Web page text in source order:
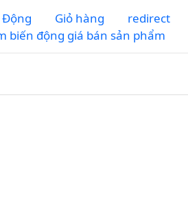
Động Giỏ hàng redirect
biến động giá bán sản phẩm